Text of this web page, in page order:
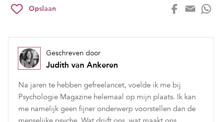
Opslaan
Geschreven door
Judith van Ankeren
Na jaren te hebben gefreelancet, voelde ik me bij
Psychologie Magazine helemaal op mijn plaats. Ik kan
me namelijk geen fijner onderwerp voorstellen dan de